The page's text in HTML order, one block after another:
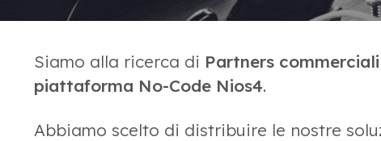
Siamo alla ricerca di Partners commerciali
piattaforma No-Code Nios4.
Abbiamo scelto di distribuire le nostre